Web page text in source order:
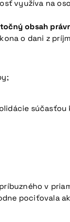
využíva na
obsah
o dani z
v
pociťovala